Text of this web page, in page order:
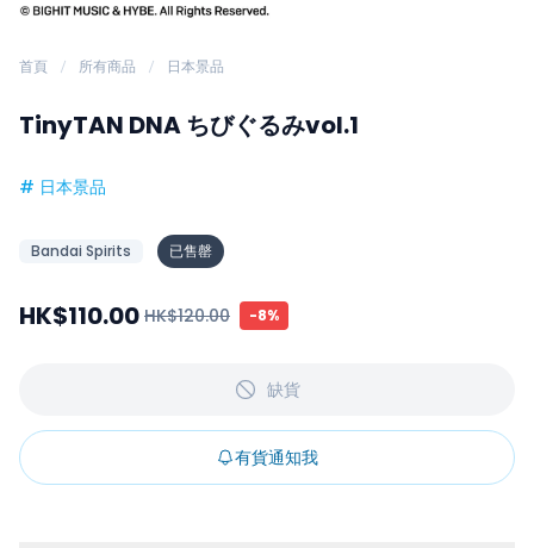
首頁 所有商品 日本景品
TinyTAN DNA ちびぐるみvol.1
# 日本景品
Bandai Spirits 已售罄
HK$110.00 HK$120.00 -8%
缺貨
有貨通知我